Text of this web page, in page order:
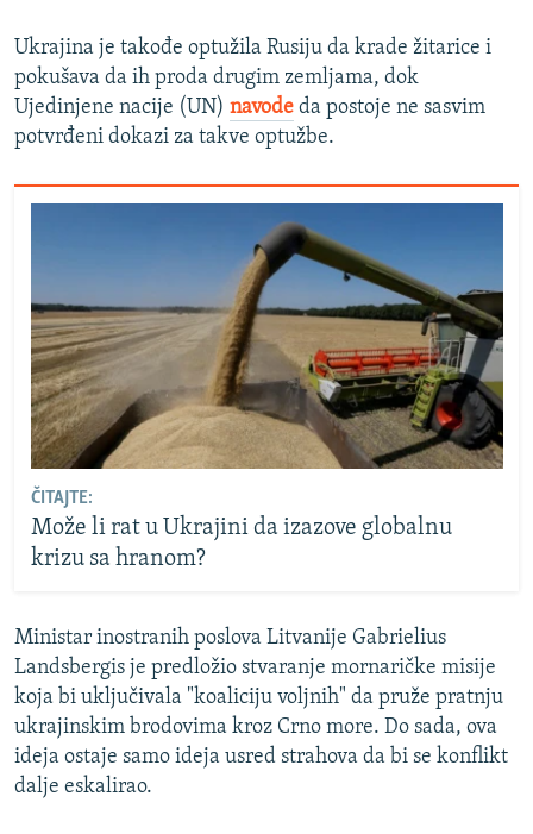
Ukrajina je takođe optužila Rusiju da krade žitarice i
pokušava da ih proda drugim zemljama, dok
Ujedinjene nacije (UN) navode da postoje ne sasvim
potvrđeni dokazi za takve optužbe.
ČITAJTE:
Može li rat u Ukrajini da izazove globalnu
krizu sa hranom?
Ministar inostranih poslova Litvanije Gabrielius
Landsbergis je predložio stvaranje mornaričke misije
koja bi uključivala "koaliciju voljnih" da pruže pratnju
ukrajinskim brodovima kroz Crno more. Do sada, ova
ideja ostaje samo ideja usred strahova da bi se konflikt
dalje eskalirao.